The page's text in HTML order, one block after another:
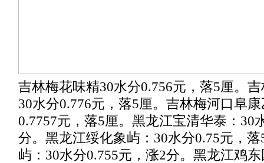
吉林梅花味精30水分0.756元，落5厘。
30水分0.776元，落5厘。吉林梅河口阜
0.7757元，落5厘。黑龙江宝清华泰：30
分。黑龙江绥化象屿：30水分0.75元，
屿：30水分0.755元，涨2分。黑龙江鸡